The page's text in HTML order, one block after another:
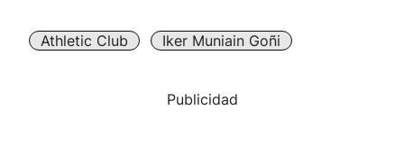
Athletic Club Iker Muniain Goñi
Publicidad